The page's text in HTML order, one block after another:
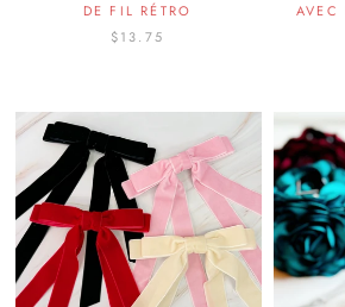
DE FIL RÉTRO
$13.75